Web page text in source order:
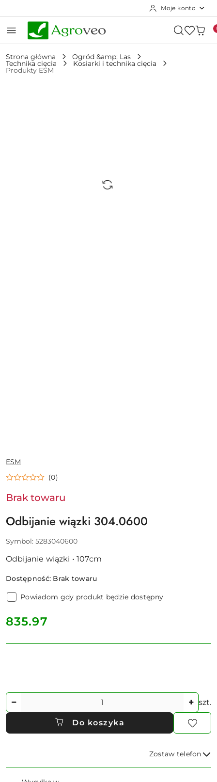
Moje konto
Strona główna Ogród &amp; Las
Technika cięcia Kosiarki i technika cięcia
Produkty ESM
NAZWA
PRODUCENTA:
ESM
(0)
Brak towaru
Odbijanie wiązki 304.0600
Symbol: 5283040600
Odbijanie wiązki • 107cm
Dostępność: Brak towaru
Powiadom gdy produkt będzie dostępny
cena:
835.97
Ilość szt.
Do koszyka
Zostaw telefon